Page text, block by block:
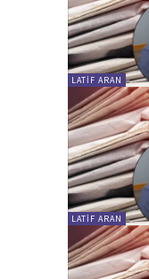
LATIF ARAN
LATIF ARAN